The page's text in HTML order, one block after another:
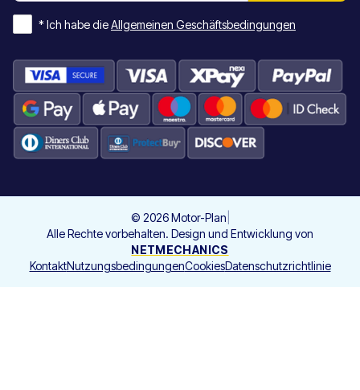
* Ich habe dieAllgemeinen Geschäftsbedingungen
© 2026Motor-Plan
Alle Rechte vorbehalten. Design und Entwicklung von
NETMECHANICS
KontaktNutzungsbedingungenCookiesDatenschutzrichtlinie